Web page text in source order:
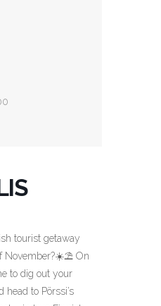
tourist getaway
November?☀️⛱ On
to dig out your
head to Pörssi’s